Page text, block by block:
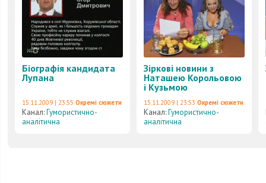
Біографія кандидата
Лупана
15.11.2009 | 23:55 Окремі сюжети
Канал:Гумористично-
аналітична
Зіркові новини з
Наташею Корольовою
і Кузьмою
15.11.2009 | 23:53 Окремі сюжети
Канал:Гумористично-
аналітична